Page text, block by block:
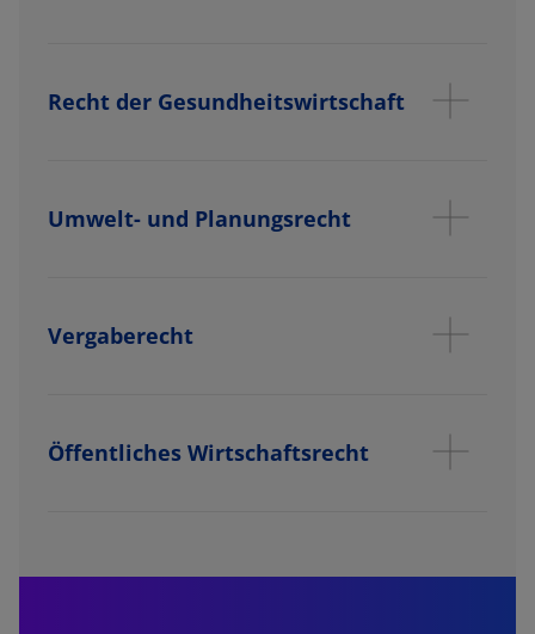
Recht der Gesundheitswirtschaft
Umwelt- und Planungsrecht
Vergaberecht
Öffentliches Wirtschaftsrecht